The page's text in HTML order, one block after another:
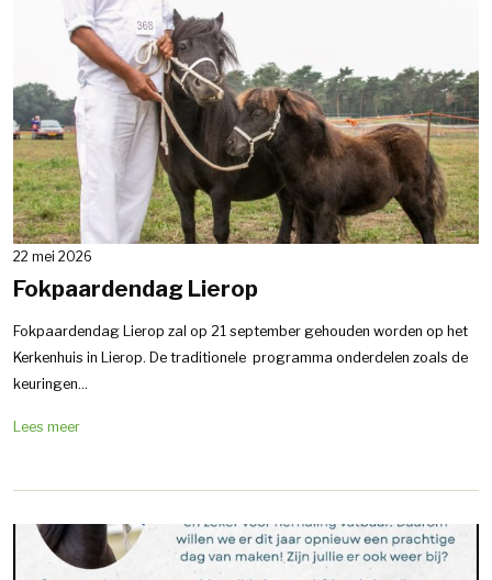
22 mei 2026
Fokpaardendag Lierop
Fokpaardendag Lierop zal op 21 september gehouden worden op het
Kerkenhuis in Lierop. De traditionele programma onderdelen zoals de
keuringen...
Lees meer